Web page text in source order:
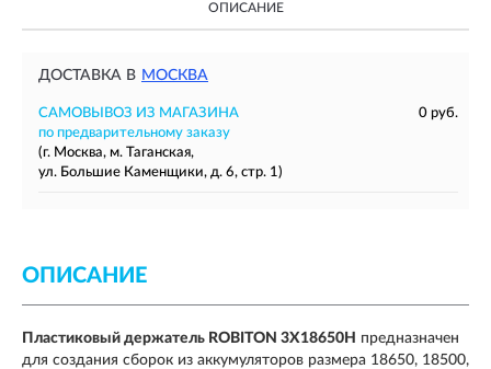
ОПИСАНИЕ
ДОСТАВКА В МОСКВА
САМОВЫВОЗ ИЗ МАГАЗИНА
0 руб.
по предварительному заказу
(г. Москва, м. Таганская,
ул. Большие Каменщики, д. 6, стр. 1)
ОПИСАНИЕ
Пластиковый держатель ROBITON 3X18650H предназначен
для создания сборок из аккумуляторов размера 18650, 18500,